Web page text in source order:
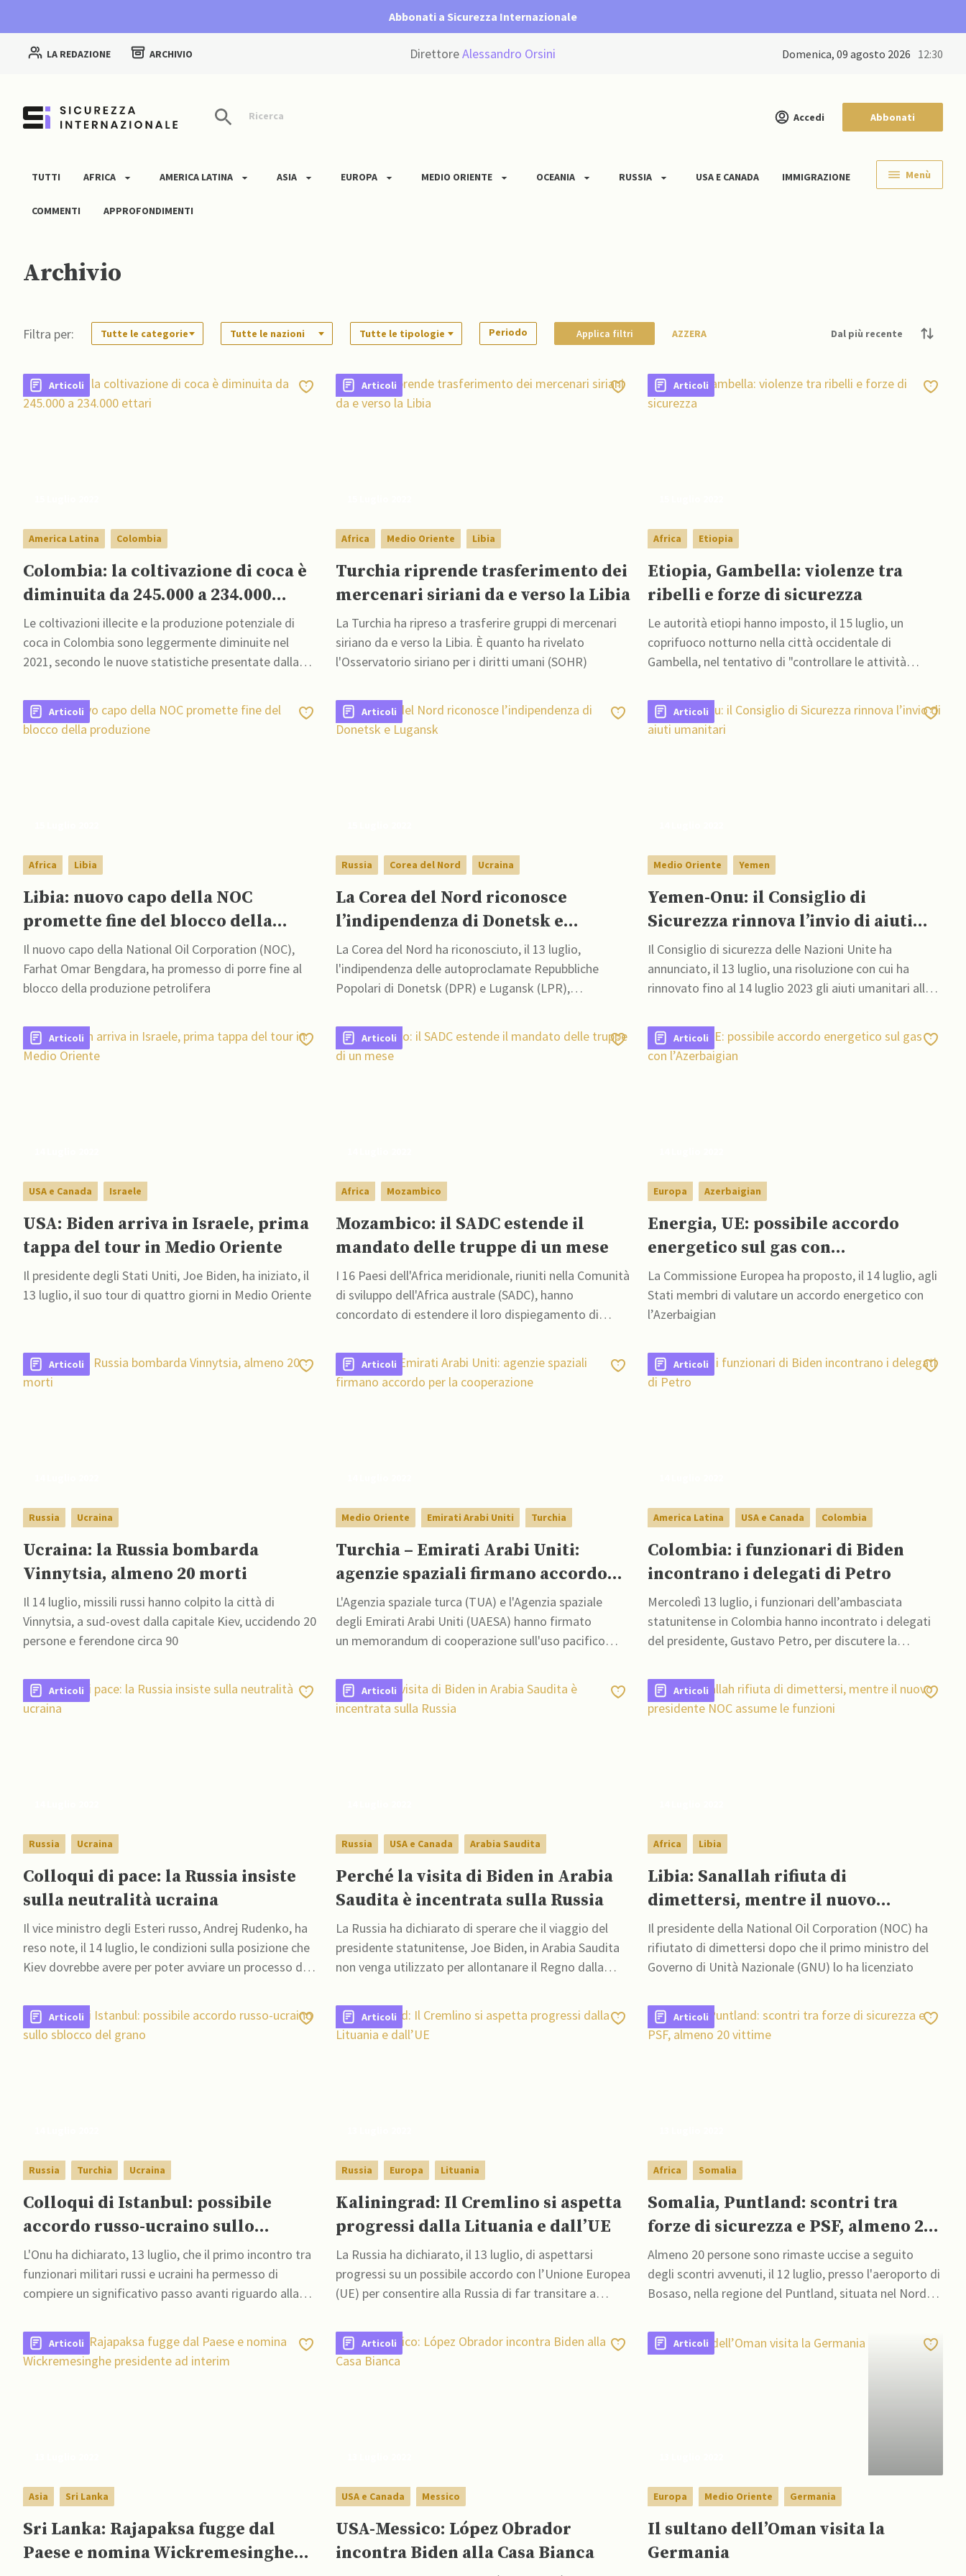
Abbonati a Sicurezza Internazionale
LA REDAZIONE ARCHIVIO DirettoreAlessandro Orsini domenica, 09 agosto 2026 12:30
Ricerca Accedi Abbonati
TUTTI AFRICA AMERICA LATINA ASIA EUROPA MEDIO ORIENTE OCEANIA RUSSIA USA E CANADA IMMIGRAZIONE
COMMENTI APPROFONDIMENTI
Menù
Archivio
Filtra per: Tutte le categorie Tutte le nazioni Tutte le tipologie Periodo Applica filtri AZZERA
Articoli
America Latina Colombia
Colombia: la coltivazione di coca è
diminuita da 245.000 a 234.000
ettari
Le coltivazioni illecite e la produzione potenziale di
coca in Colombia sono leggermente diminuite nel
2021, secondo le nuove statistiche presentate dalla
Articoli
Africa Medio Oriente Libia
Turchia riprende trasferimento dei
mercenari siriani da e verso la Libia
La Turchia ha ripreso a trasferire gruppi di mercenari
siriano da e verso la Libia. È quanto ha rivelato
l'Osservatorio siriano per i diritti umani (SOHR)
Articoli
Africa Etiopia
Etiopia, Gambella: violenze tra
ribelli e forze di sicurezza
Le autorità etiopi hanno imposto, il 15 luglio, un
coprifuoco notturno nella città occidentale di
Gambella, nel tentativo di "controllare le attività
Articoli
Africa Libia
Libia: nuovo capo della NOC
promette fine del blocco della
produzione
Il nuovo capo della National Oil Corporation (NOC),
Farhat Omar Bengdara, ha promesso di porre fine al
blocco della produzione petrolifera
Articoli
Russia Corea del Nord Ucraina
La Corea del Nord riconosce
l’indipendenza di Donetsk e
Lugansk
La Corea del Nord ha riconosciuto, il 13 luglio,
l'indipendenza delle autoproclamate Repubbliche
Popolari di Donetsk (DPR) e Lugansk (LPR),
Articoli
Medio Oriente Yemen
Yemen-Onu: il Consiglio di
Sicurezza rinnova l’invio di aiuti
umanitari
Il Consiglio di sicurezza delle Nazioni Unite ha
annunciato, il 13 luglio, una risoluzione con cui ha
rinnovato fino al 14 luglio 2023 gli aiuti umanitari alla
Articoli
USA e Canada Israele
USA: Biden arriva in Israele, prima
tappa del tour in Medio Oriente
Il presidente degli Stati Uniti, Joe Biden, ha iniziato, il
13 luglio, il suo tour di quattro giorni in Medio Oriente
Articoli
Africa Mozambico
Mozambico: il SADC estende il
mandato delle truppe di un mese
I 16 Paesi dell'Africa meridionale, riuniti nella Comunità
di sviluppo dell'Africa australe (SADC), hanno
concordato di estendere il loro dispiegamento di
Articoli
Europa Azerbaigian
Energia, UE: possibile accordo
energetico sul gas con
l’Azerbaigian
La Commissione Europea ha proposto, il 14 luglio, agli
Stati membri di valutare un accordo energetico con
l’Azerbaigian
Articoli
Russia Ucraina
Ucraina: la Russia bombarda
Vinnytsia, almeno 20 morti
Il 14 luglio, missili russi hanno colpito la città di
Vinnytsia, a sud-ovest dalla capitale Kiev, uccidendo 20
persone e ferendone circa 90
Articoli
Medio Oriente Emirati Arabi Uniti Turchia
Turchia – Emirati Arabi Uniti:
agenzie spaziali firmano accordo
per la cooperazione
L'Agenzia spaziale turca (TUA) e l'Agenzia spaziale
degli Emirati Arabi Uniti (UAESA) hanno firmato
un memorandum di cooperazione sull'uso pacifico
Articoli
America Latina USA e Canada Colombia
Colombia: i funzionari di Biden
incontrano i delegati di Petro
Mercoledì 13 luglio, i funzionari dell’ambasciata
statunitense in Colombia hanno incontrato i delegati
del presidente, Gustavo Petro, per discutere la
Articoli
Russia Ucraina
Colloqui di pace: la Russia insiste
sulla neutralità ucraina
Il vice ministro degli Esteri russo, Andrej Rudenko, ha
reso note, il 14 luglio, le condizioni sulla posizione che
Kiev dovrebbe avere per poter avviare un processo di
Articoli
Russia USA e Canada Arabia Saudita
Perché la visita di Biden in Arabia
Saudita è incentrata sulla Russia
La Russia ha dichiarato di sperare che il viaggio del
presidente statunitense, Joe Biden, in Arabia Saudita
non venga utilizzato per allontanare il Regno dalla
Articoli
Africa Libia
Libia: Sanallah rifiuta di
dimettersi, mentre il nuovo
presidente NOC assume le funzioni
Il presidente della National Oil Corporation (NOC) ha
rifiutato di dimettersi dopo che il primo ministro del
Governo di Unità Nazionale (GNU) lo ha licenziato
Articoli
Russia Turchia Ucraina
Colloqui di Istanbul: possibile
accordo russo-ucraino sullo
sblocco del grano
L'Onu ha dichiarato, 13 luglio, che il primo incontro tra
funzionari militari russi e ucraini ha permesso di
compiere un significativo passo avanti riguardo alla
Articoli
Russia Europa Lituania
Kaliningrad: Il Cremlino si aspetta
progressi dalla Lituania e dall’UE
La Russia ha dichiarato, il 13 luglio, di aspettarsi
progressi su un possibile accordo con l’Unione Europea
(UE) per consentire alla Russia di far transitare a
Articoli
Africa Somalia
Somalia, Puntland: scontri tra
forze di sicurezza e PSF, almeno 20
vittime
Almeno 20 persone sono rimaste uccise a seguito
degli scontri avvenuti, il 12 luglio, presso l'aeroporto di
Bosaso, nella regione del Puntland, situata nel Nord-
Articoli
Asia Sri Lanka
Sri Lanka: Rajapaksa fugge dal
Paese e nomina Wickremesinghe
Articoli
USA e Canada Messico
USA-Messico: López Obrador
incontra Biden alla Casa Bianca
Articoli
Europa Medio Oriente Germania
Il sultano dell’Oman visita la
Germania